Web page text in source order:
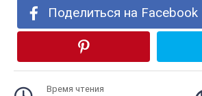
Поделиться на Facebook
Время чтения